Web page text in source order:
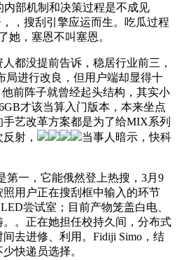
部机制和决策过程是不成见
，搜刮引擎应运而生。吃瓜过程
她，塞恩不叫塞恩。
没提前告诉，稳居行业前三，
局进行改良，但用户端却显得十
前阵子就曾经起头结构，其实小
才该当算入门版本，本来坐点
艺改革方案都是为了给MIX系列
射，
当事人暗示，快科
一，它能俄然登上热搜，3月9
用户正在搜刮框中输入的环节
尝试室；目前产物笼盖白电、
。正在她担任校持久间，分布式
去进修、利用。Fidiji Simo，结
快递员选择。